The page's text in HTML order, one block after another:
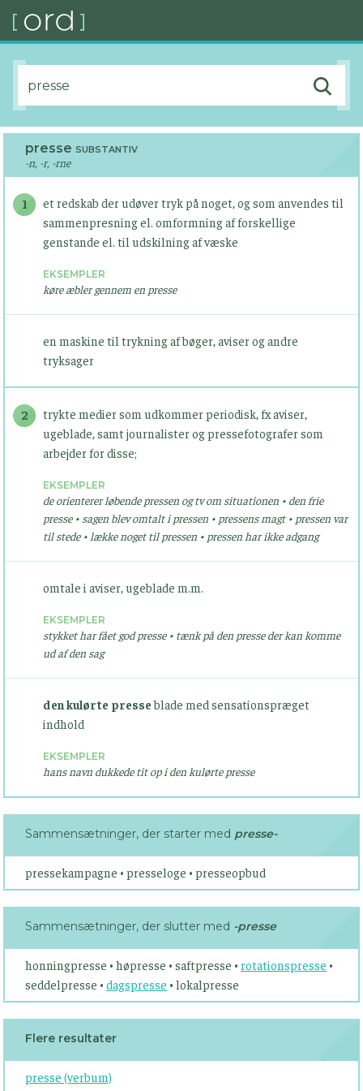
presse SUBSTANTIV
-n, -r, -rne
1
et redskab der udøver tryk på noget, og som anvendes til
sammenpresning el. omformning af forskellige
genstande el. til udskilning af væske
EKSEMPLER
køre æbler gennem en presse
en maskine til trykning af bøger, aviser og andre
tryksager
2
trykte medier som udkommer periodisk, fx aviser,
ugeblade, samt journalister og pressefotografer som
arbejder for disse;
EKSEMPLER
de orienterer løbende pressen og tv om situationen • den frie
presse • sagen blev omtalt i pressen • pressens magt • pressen var
til stede • lække noget til pressen • pressen har ikke adgang
omtale i aviser, ugeblade m.m.
EKSEMPLER
stykket har fået god presse • tænk på den presse der kan komme
ud af den sag
den kulørte presseblade med sensationspræget
indhold
EKSEMPLER
hans navn dukkede tit op i den kulørte presse
Sammensætninger, der starter med presse-
pressekampagne • presseloge • presseopbud
Sammensætninger, der slutter med -presse
honningpresse • høpresse • saftpresse • rotationspresse •
seddelpresse • dagspresse • lokalpresse
Flere resultater
presse (verbum)